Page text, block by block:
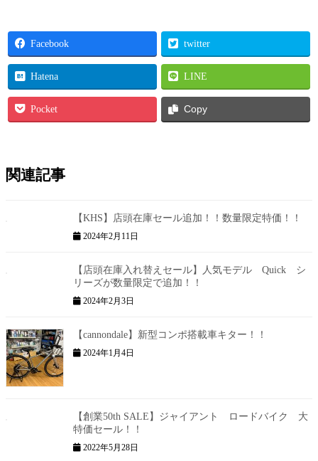
Facebook twitter
Hatena LINE
Pocket Copy
関連記事
【KHS】店頭在庫セール追加！！数量限定特価！！
2024年2月11日
【店頭在庫入れ替えセール】人気モデル Quick シ
リーズが数量限定で追加！！
2024年2月3日
【cannondale】新型コンポ搭載車キター！！
2024年1月4日
【創業50th SALE】ジャイアント ロードバイク 大
特価セール！！
2022年5月28日